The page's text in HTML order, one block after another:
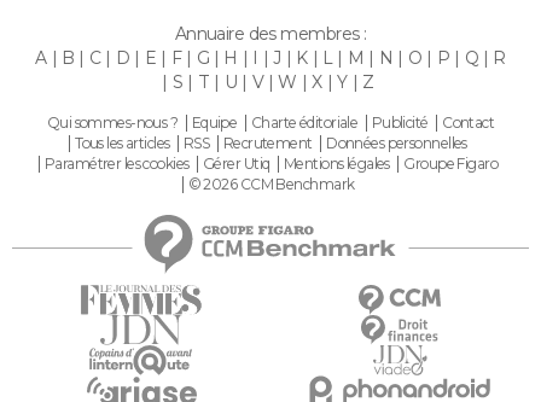
Annuaire des membres :
A
B C D E F G H I J K L M N O P Q
R
S
T U V W X Y Z
Qui sommes-nous ? Equipe Charte éditoriale Publicité
Contact
Tous les articles
RSS Recrutement
Données personnelles
Paramétrer les cookies
Gérer Utiq Mentions légales
Groupe Figaro
© 2026 CCM Benchmark